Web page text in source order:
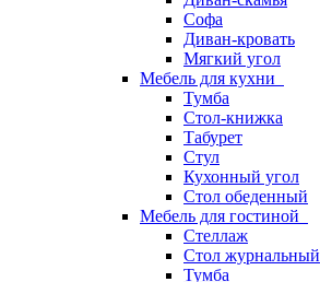
Софа
Диван-кровать
Мягкий угол
Мебель для кухни
Тумба
Стол-книжка
Табурет
Стул
Кухонный угол
Стол обеденный
Мебель для гостиной
Стеллаж
Стол журнальный
Тумба